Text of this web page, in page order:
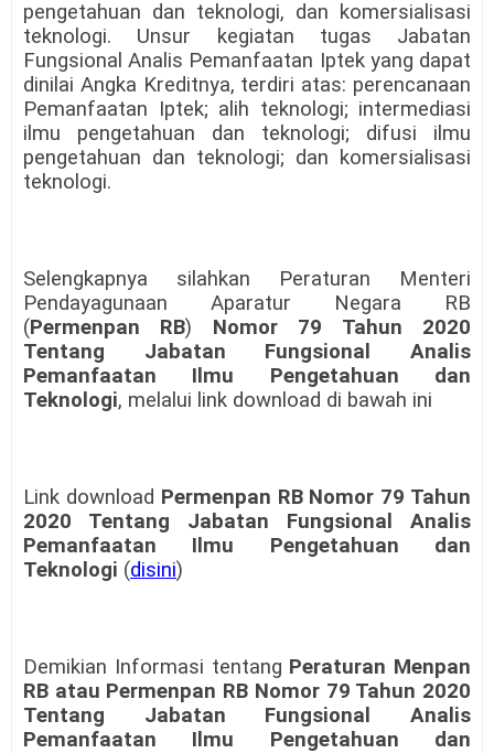
pengetahuan dan teknologi, dan komersialisasi
teknologi. Unsur kegiatan tugas Jabatan
Fungsional Analis Pemanfaatan Iptek yang dapat
dinilai Angka Kreditnya, terdiri atas: perencanaan
Pemanfaatan Iptek; alih teknologi; intermediasi
ilmu pengetahuan dan teknologi; difusi ilmu
pengetahuan dan teknologi; dan komersialisasi
teknologi.
Selengkapnya silahkan Peraturan Menteri
Pendayagunaan Aparatur Negara RB
(Permenpan RB) Nomor 79 Tahun 2020
Tentang Jabatan Fungsional Analis
Pemanfaatan Ilmu Pengetahuan dan
Teknologi, melalui link download di bawah ini
Link download Permenpan RB Nomor 79 Tahun
2020 Tentang Jabatan Fungsional Analis
Pemanfaatan Ilmu Pengetahuan dan
Teknologi (disini)
Demikian Informasi tentang Peraturan Menpan
RB atau Permenpan RB Nomor 79 Tahun 2020
Tentang Jabatan Fungsional Analis
Pemanfaatan Ilmu Pengetahuan dan